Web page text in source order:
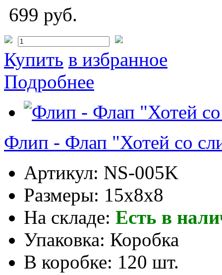
699 руб.
Купить в избранное
Подробнее
Флип - Флап "Хотей со
Артикул: NS-005K
Размеры: 15x8x8
На складе: Есть в
Упаковка: Коробка
В коробке: 120 шт.